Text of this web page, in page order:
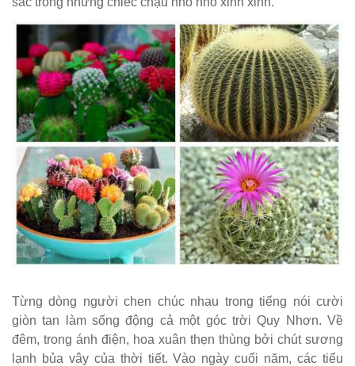
Từng dòng người chen chúc nhau trong tiếng nói cười
giòn tan làm sống động cả một góc trời Quy Nhơn. Về
đêm, trong ánh điện, hoa xuân thẹn thùng bởi chút sương
lạnh bủa vây của thời tiết. Vào ngày cuối năm, các tiểu